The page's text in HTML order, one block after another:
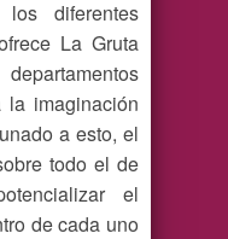
diferentes
La Gruta
imaginación
a esto, el
todo el de
el
de cada uno